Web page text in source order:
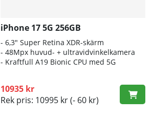
iPhone 17 5G 256GB
- 6,3" Super Retina XDR-skärm
- 48Mpx huvud- + ultravidvinkelkamera
- Kraftfull A19 Bionic CPU med 5G
10935 kr
Rek pris: 10995 kr(- 60 kr)